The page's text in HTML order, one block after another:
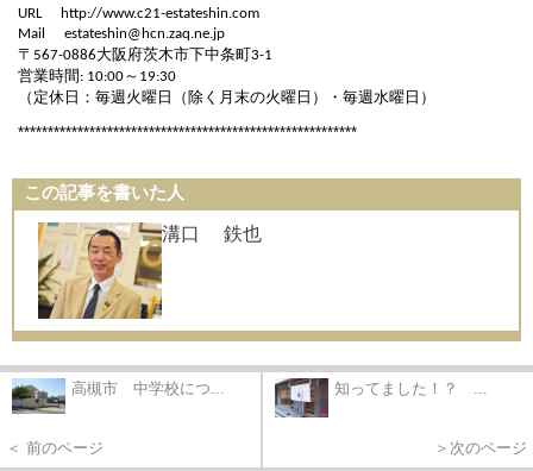
URL
http://www.c21-estateshin.com
Mail
estateshin@hcn.zaq.ne.jp
〒 567-0886大阪府茨木市下中条町3-1
営業時間 : 10:00～ 19:30
（定休日：毎週火曜日（除く月末の火曜日）・毎週水曜日）
*********************************************************
この記事を書いた人
溝口 鉄也
高槻市 中学校につ...
＜ 前のページ
知ってました！？ ...
＞次のページ